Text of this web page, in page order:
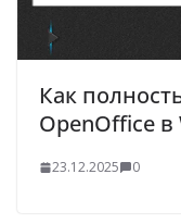
Как
OpenOffice в
23.12.2025 0